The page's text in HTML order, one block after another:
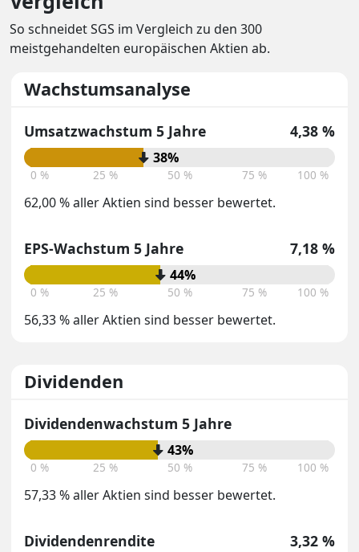
So schneidet SGS im Vergleich zu den 300
meistgehandelten europäischen Aktien ab.
Wachstumsanalyse
Umsatzwachstum 5 Jahre 4,38 %
38%
0 % 25 % 50 % 75 % 100 %
62,00 % aller Aktien sind besser bewertet.
EPS-Wachstum 5 Jahre 7,18 %
44%
0 % 25 % 50 % 75 % 100 %
56,33 % aller Aktien sind besser bewertet.
Dividenden
Dividendenwachstum 5 Jahre
43%
0 % 25 % 50 % 75 % 100 %
57,33 % aller Aktien sind besser bewertet.
Dividendenrendite 3,32 %